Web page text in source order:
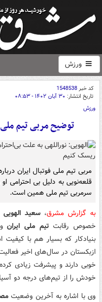
ورزش
کد خبر1548538
تاریخ انتشار: ۳۰ آبان ۱۴۰۲ - ۰۸:۵۳
ورزش
توضیح مربی تیم
مربی تیم ملی فوتبال ایران
قلعه‌نویی به دلیل بی احترامی
سرمربی تیم ملی همین است.
به گزارش مشرق،سعید الهویی
خصوص رقابتتیم‌ ملی ایران
بنیادکار که بسیار هم با
ازبکستان در سال‌های اخیر
خوبی دارند و پیشرفت زیادی
خودش را از تیم‌های درجه دو
وی با اشاره به آخرین وضعیت